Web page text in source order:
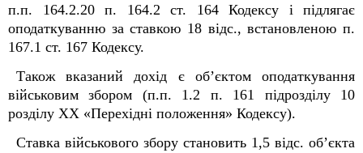
п.п. 164.2.20 п. 164.2 ст. 164 Кодексу і підлягає
оподаткуванню за ставкою 18 відс., встановленою п.
167.1 ст. 167 Кодексу.
Також вказаний дохід є об’єктом оподаткування
військовим збором (п.п. 1.2 п. 161 підрозділу 10
розділу XX «Перехідні положення» Кодексу).
Ставка військового збору становить 1,5 відс. об’єкта